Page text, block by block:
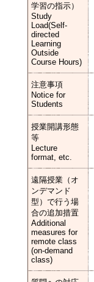
学習の指示）
Study
Load(Self-
directed
Learning
Outside
Course Hours)
注意事項
Notice for
Students
授業開講形態
等
Lecture
format, etc.
遠隔授業（オ
ンデマンド
型）で行う場
合の追加措置
Additional
measures for
remote class
(on-demand
class)